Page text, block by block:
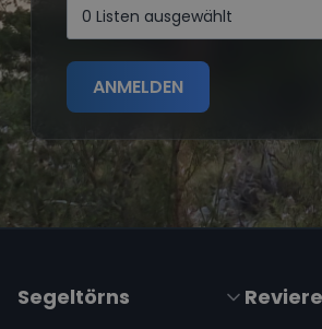
0 Listen ausgewählt
ANMELDEN
Segeltörns
Reviere